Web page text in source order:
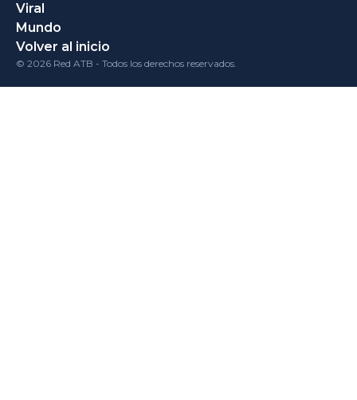
Viral
Mundo
Volver al inicio
© 2026 Red ATB - Todos los derechos reservados.